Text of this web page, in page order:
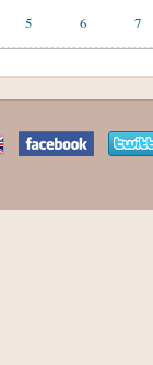
5 6 7